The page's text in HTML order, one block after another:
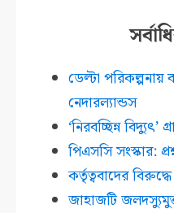
ডেল্টা পরিকল্পনায়
নেদারল্যান্ডস
‘নিরবচ্ছিন্ন বিদ্যুৎ’
পিএসসি সংস্কার:
কর্তৃত্ববাদের
জাহাজটি